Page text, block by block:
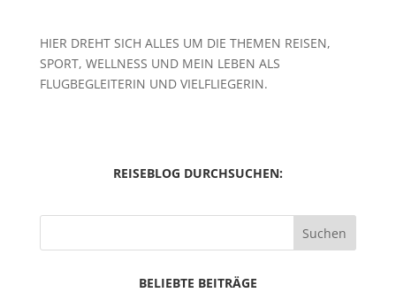
HIER DREHT SICH ALLES UM DIE THEMEN REISEN,
SPORT, WELLNESS UND MEIN LEBEN ALS
FLUGBEGLEITERIN UND VIELFLIEGERIN.
REISEBLOG DURCHSUCHEN:
Suchen
BELIEBTE BEITRÄGE